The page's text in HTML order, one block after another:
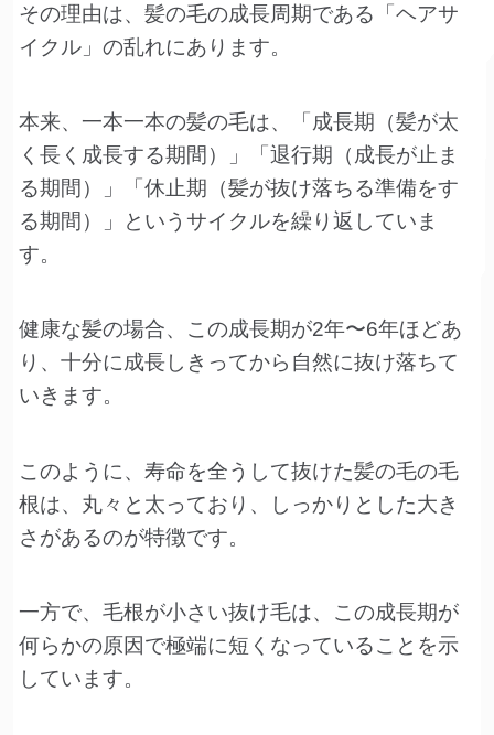
その理由は、髪の毛の成長周期である「ヘアサ
イクル」の乱れにあります。
本来、一本一本の髪の毛は、「成長期（髪が太
く長く成長する期間）」「退行期（成長が止ま
る期間）」「休止期（髪が抜け落ちる準備をす
る期間）」というサイクルを繰り返していま
す。
健康な髪の場合、この成長期が2年〜6年ほどあ
り、十分に成長しきってから自然に抜け落ちて
いきます。
このように、寿命を全うして抜けた髪の毛の毛
根は、丸々と太っており、しっかりとした大き
さがあるのが特徴です。
一方で、毛根が小さい抜け毛は、この成長期が
何らかの原因で極端に短くなっていることを示
しています。